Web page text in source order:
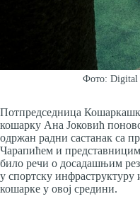
Фото: Digital
Потпредседница
кошарку Ана Јоковић
одржан радни састанак са
Чарапићем и
било речи о досадашњим
у спортску инфраструктуру
кошарке у овој средини.